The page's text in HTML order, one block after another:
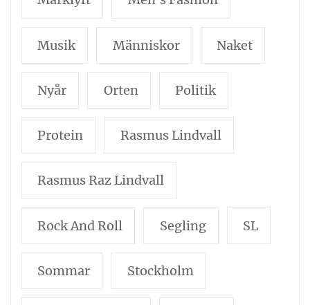
Musik Människor Naket
Nyår Orten Politik
Protein Rasmus Lindvall
Rasmus Raz Lindvall
Rock And Roll Segling SL
Sommar Stockholm